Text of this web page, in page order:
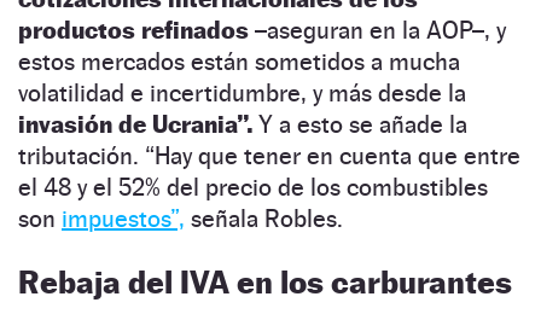
productos refinados –aseguran en la AOP–, y
estos mercados están sometidos a mucha
volatilidad e incertidumbre, y más desde la
invasión de Ucrania”. Y a esto se añade la
tributación. “Hay que tener en cuenta que entre
el 48 y el 52% del precio de los combustibles
son impuestos”, señala Robles.
Rebaja del IVA en los carburantes